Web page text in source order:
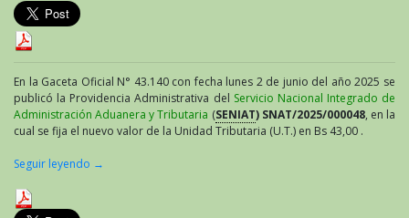
En la Gaceta Oficial N° 43.140 con fecha lunes 2 de junio del año 2025 se
publicó la Providencia Administrativa del Servicio Nacional Integrado de
Administración Aduanera y Tributaria (SENIAT) SNAT/2025/000048, en la
cual se fija el nuevo valor de la Unidad Tributaria (U.T.) en Bs 43,00 .
Seguir leyendo →